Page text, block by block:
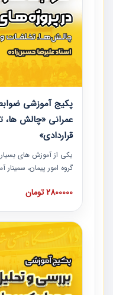
پکیج آموزشی
عمرانی «چالش ها،
قراردادی»
یکی از آموزش‏‏‏‏‏‏ های
گروه امور پیمان،
های عمرانی» چالش ها،
است که در محل
مدارک پیمان به همراه
2800000 تومان